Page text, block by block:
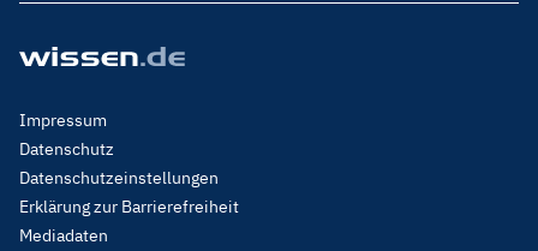
Footer
Menu
Legal
Impressum
Datenschutz
Datenschutzeinstellungen
Erklärung zur Barrierefreiheit
Mediadaten